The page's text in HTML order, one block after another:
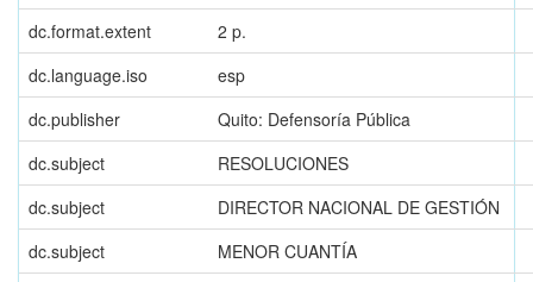
dc.format.extent
2 p.
dc.language.iso
esp
dc.publisher
Quito: Defensoría Pública
dc.subject
RESOLUCIONES
dc.subject
DIRECTOR NACIONAL DE GESTIÓN
dc.subject
MENOR CUANTÍA